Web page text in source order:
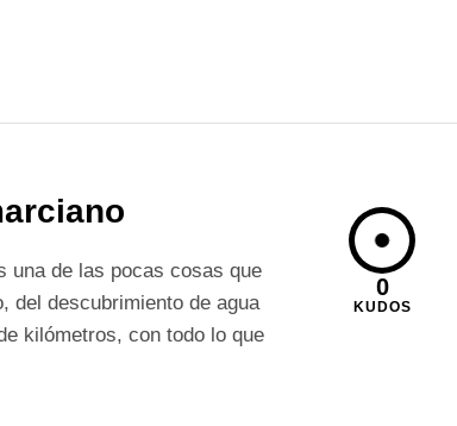
una de las pocas cosas que
del descubrimiento de agua
kilómetros, con todo lo que
0
KUDOS